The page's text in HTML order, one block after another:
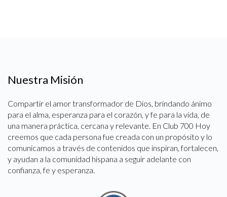
Nuestra Misión
Compartir el amor transformador de Dios, brindando ánimo
para el alma, esperanza para el corazón, y fe para la vida, de
una manera práctica, cercana y relevante. En Club 700 Hoy
creemos que cada persona fue creada con un propósito y lo
comunicamos a través de contenidos que inspiran, fortalecen,
y ayudan a la comunidad hispana a seguir adelante con
confianza, fe y esperanza.